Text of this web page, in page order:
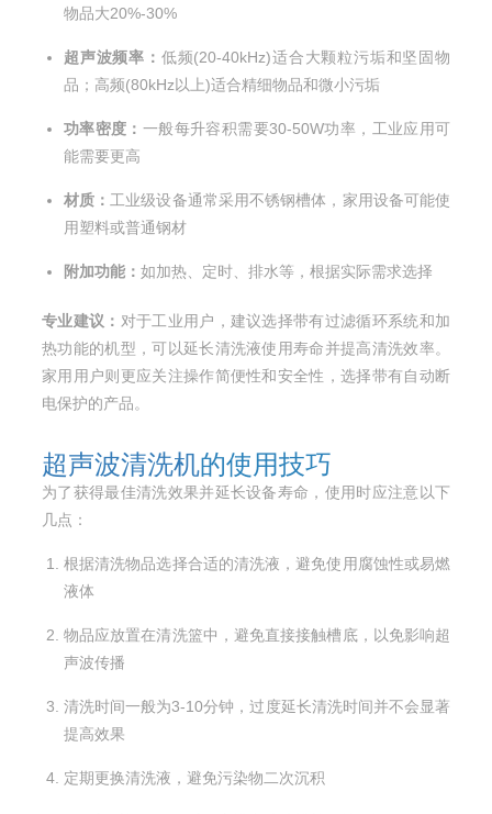
物品大20%-30%
超声波频率： 低频(20-40kHz)适合大颗粒污垢和坚固物
品；高频(80kHz以上)适合精细物品和微小污垢
功率密度： 一般每升容积需要30-50W功率，工业应用可
能需要更高
材质： 工业级设备通常采用不锈钢槽体，家用设备可能使
用塑料或普通钢材
附加功能： 如加热、定时、排水等，根据实际需求选择
专业建议： 对于工业用户，建议选择带有过滤循环系统和加
热功能的机型，可以延长清洗液使用寿命并提高清洗效率。
家用用户则更应关注操作简便性和安全性，选择带有自动断
电保护的产品。
超声波清洗机的使用技巧
为了获得最佳清洗效果并延长设备寿命，使用时应注意以下
几点：
根据清洗物品选择合适的清洗液，避免使用腐蚀性或易燃
液体
物品应放置在清洗篮中，避免直接接触槽底，以免影响超
声波传播
清洗时间一般为3-10分钟，过度延长清洗时间并不会显著
提高效果
定期更换清洗液，避免污染物二次沉积